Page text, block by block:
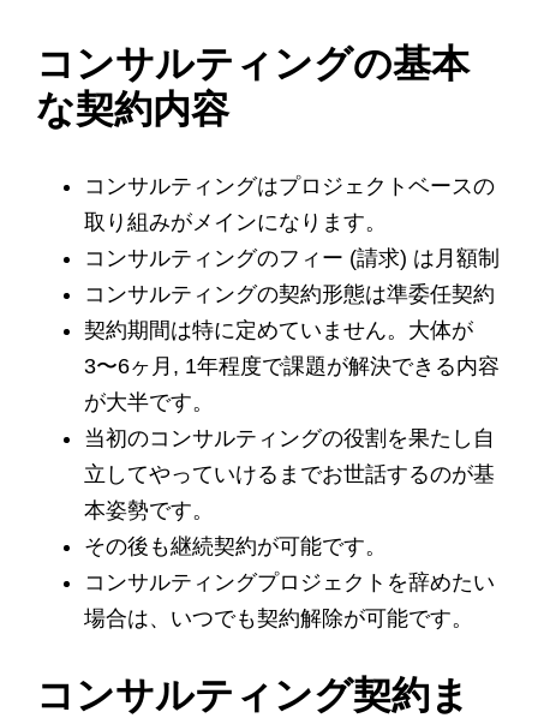
コンサルティングの基本
な契約内容
コンサルティングはプロジェクトベースの
取り組みがメインになります。
コンサルティングのフィー (請求) は月額制
コンサルティングの契約形態は準委任契約
契約期間は特に定めていません。大体が
3〜6ヶ月, 1年程度で課題が解決できる内容
が大半です。
当初のコンサルティングの役割を果たし自
立してやっていけるまでお世話するのが基
本姿勢です。
その後も継続契約が可能です。
コンサルティングプロジェクトを辞めたい
場合は、いつでも契約解除が可能です。
コンサルティング契約ま